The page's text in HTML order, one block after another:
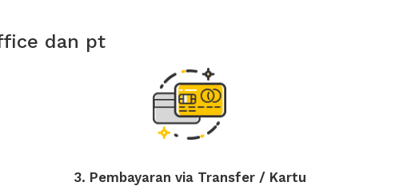
dan pt
3. Pembayaran via Transfer / Kartu